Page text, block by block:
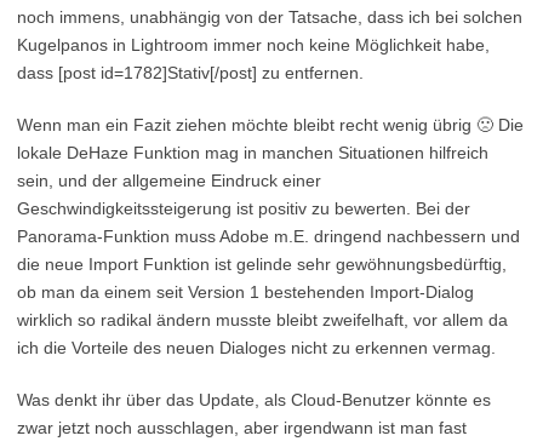
noch immens, unabhängig von der Tatsache, dass ich bei solchen
Kugelpanos in Lightroom immer noch keine Möglichkeit habe,
dass [post id=1782]Stativ[/post] zu entfernen.
Wenn man ein Fazit ziehen möchte bleibt recht wenig übrig 🙁 Die
lokale DeHaze Funktion mag in manchen Situationen hilfreich
sein, und der allgemeine Eindruck einer
Geschwindigkeitssteigerung ist positiv zu bewerten. Bei der
Panorama-Funktion muss Adobe m.E. dringend nachbessern und
die neue Import Funktion ist gelinde sehr gewöhnungsbedürftig,
ob man da einem seit Version 1 bestehenden Import-Dialog
wirklich so radikal ändern musste bleibt zweifelhaft, vor allem da
ich die Vorteile des neuen Dialoges nicht zu erkennen vermag.
Was denkt ihr über das Update, als Cloud-Benutzer könnte es
zwar jetzt noch ausschlagen, aber irgendwann ist man fast